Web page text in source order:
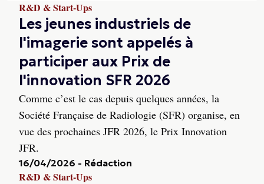
R&D & Start-Ups
Les jeunes industriels de
l'imagerie sont appelés à
participer aux Prix de
l'innovation SFR 2026
Comme c’est le cas depuis quelques années, la
Société Française de Radiologie (SFR) organise, en
vue des prochaines JFR 2026, le Prix Innovation
JFR.
16/04/2026 - Rédaction
R&D & Start-Ups